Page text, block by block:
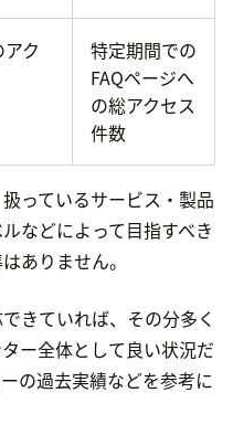
ク
特定期間での
FAQページへ
の総アクセス
件数
っているサービス・製品
などによって目指すべき
ありません。
きていれば、その分多く
ー全体として良い状況だ
の過去実績などを参考に